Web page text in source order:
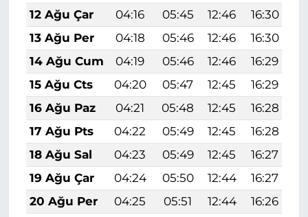
12 Ağu Çar
04:16 05:45 12:46 16:30
13 Ağu Per
04:18 05:46 12:46 16:30
14 Ağu Cum
04:19 05:46 12:46 16:29
15 Ağu Cts
04:20 05:47 12:45 16:29
16 Ağu Paz
04:21 05:48 12:45 16:28
17 Ağu Pts
04:22 05:49 12:45 16:28
18 Ağu Sal
04:23 05:49 12:45 16:27
19 Ağu Çar
04:24 05:50 12:44 16:27
20 Ağu Per
04:25 05:51 12:44 16:26